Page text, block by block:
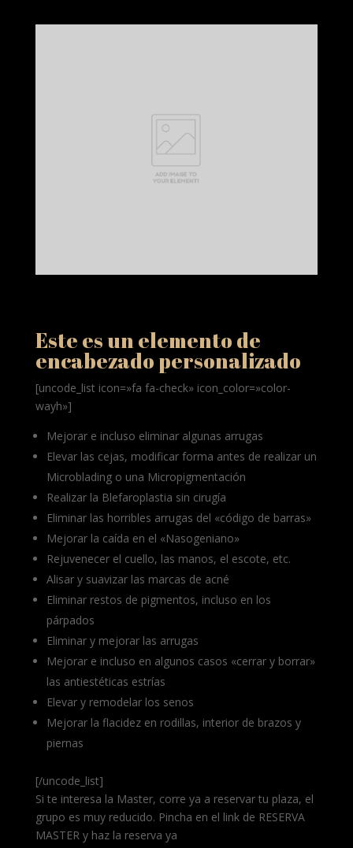
Este es un elemento de
encabezado personalizado
[uncode_list icon=»fa fa-check» icon_color=»color-
wayh»]
Mejorar e incluso eliminar algunas arrugas
Elevar las cejas, modificar forma antes de realizar un
Microblading o una Micropigmentación
Realizar la Blefaroplastia sin cirugía
Eliminar las horribles arrugas del «código de barras»
Mejorar la caída en el «Nasogeniano»
Rejuvenecer el cuello, las manos, el escote, etc.
Alisar y suavizar las marcas de acné
Eliminar restos de pigmentos, incluso en los
párpados
Eliminar y mejorar las arrugas
Mejorar e incluso en algunos casos «cerrar y borrar»
las antiestéticas estrías
Elevar y remodelar los senos
Mejorar la flacidez en rodillas, interior de brazos y
piernas
[/uncode_list]
Si te interesa la Master, corre ya a reservar tu plaza, el
grupo es muy reducido. Pincha en el link de RESERVA
MASTER y haz la reserva ya